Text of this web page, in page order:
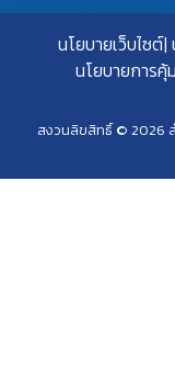
นโยบายเว็บไซต์
นโยบายการ
สงวนลิขสิทธิ์ © 2026